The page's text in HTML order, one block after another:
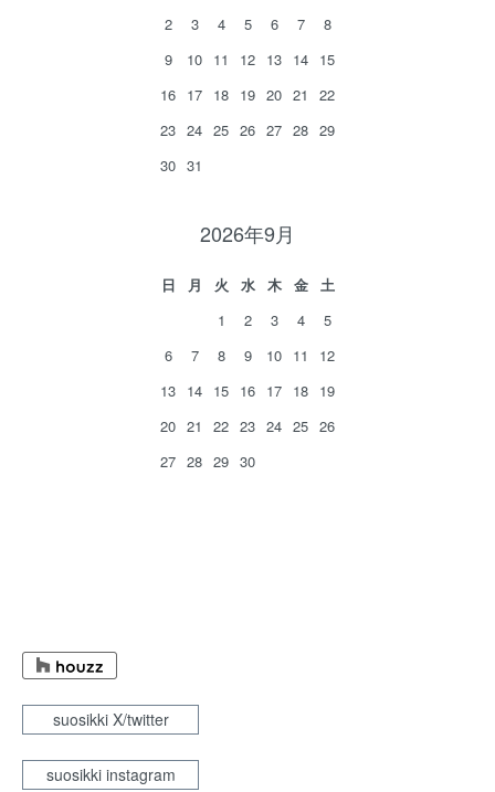
2
3 4 5 6 7
8
9
10 11 12 13 14 15
16 17 18 19 20 21
22
23 24 25 26 27 28 29
30 31
2026年9月
日 月 火 水 木 金
土
1
2 3 4
5
6
7 8 9 10 11
12
13 14 15 16 17 18 19
20 21 22 23 24 25 26
27 28 29 30
suosikki X/twitter
suosikki instagram